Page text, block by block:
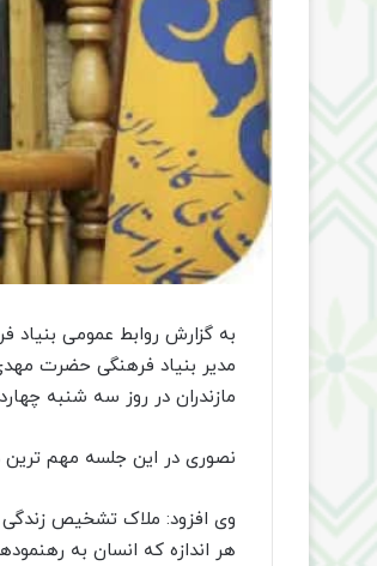
به گزارش روابط عمومی
مدیر بنیاد فرهنگی حضرت
مازندران در روز سه شنبه
نصوری در این جلسه مهم
وی افزود: ملاک تشخیص
هر اندازه که انسان به